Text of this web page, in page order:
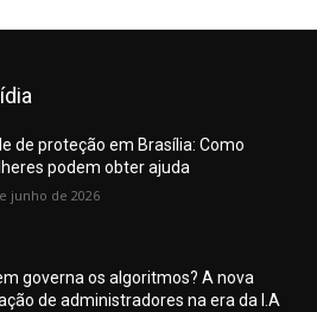
de proteção em Brasília: Como
podem obter ajuda
junho de 2026
governa os algoritmos? A nova
de administradores na era da I.A